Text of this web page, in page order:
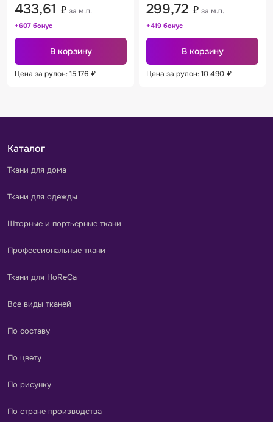
433,61 ₽ за м.п.
+607 бонус
В корзину
Цена за рулон: 15 176 ₽
299,72 ₽ за м.п.
+419 бонус
В корзину
Цена за рулон: 10 490 ₽
Каталог
Ткани для дома
Ткани для одежды
Шторные и портьерные ткани
Профессиональные ткани
Ткани для HoReCa
Все виды тканей
По составу
По цвету
По рисунку
По стране производства